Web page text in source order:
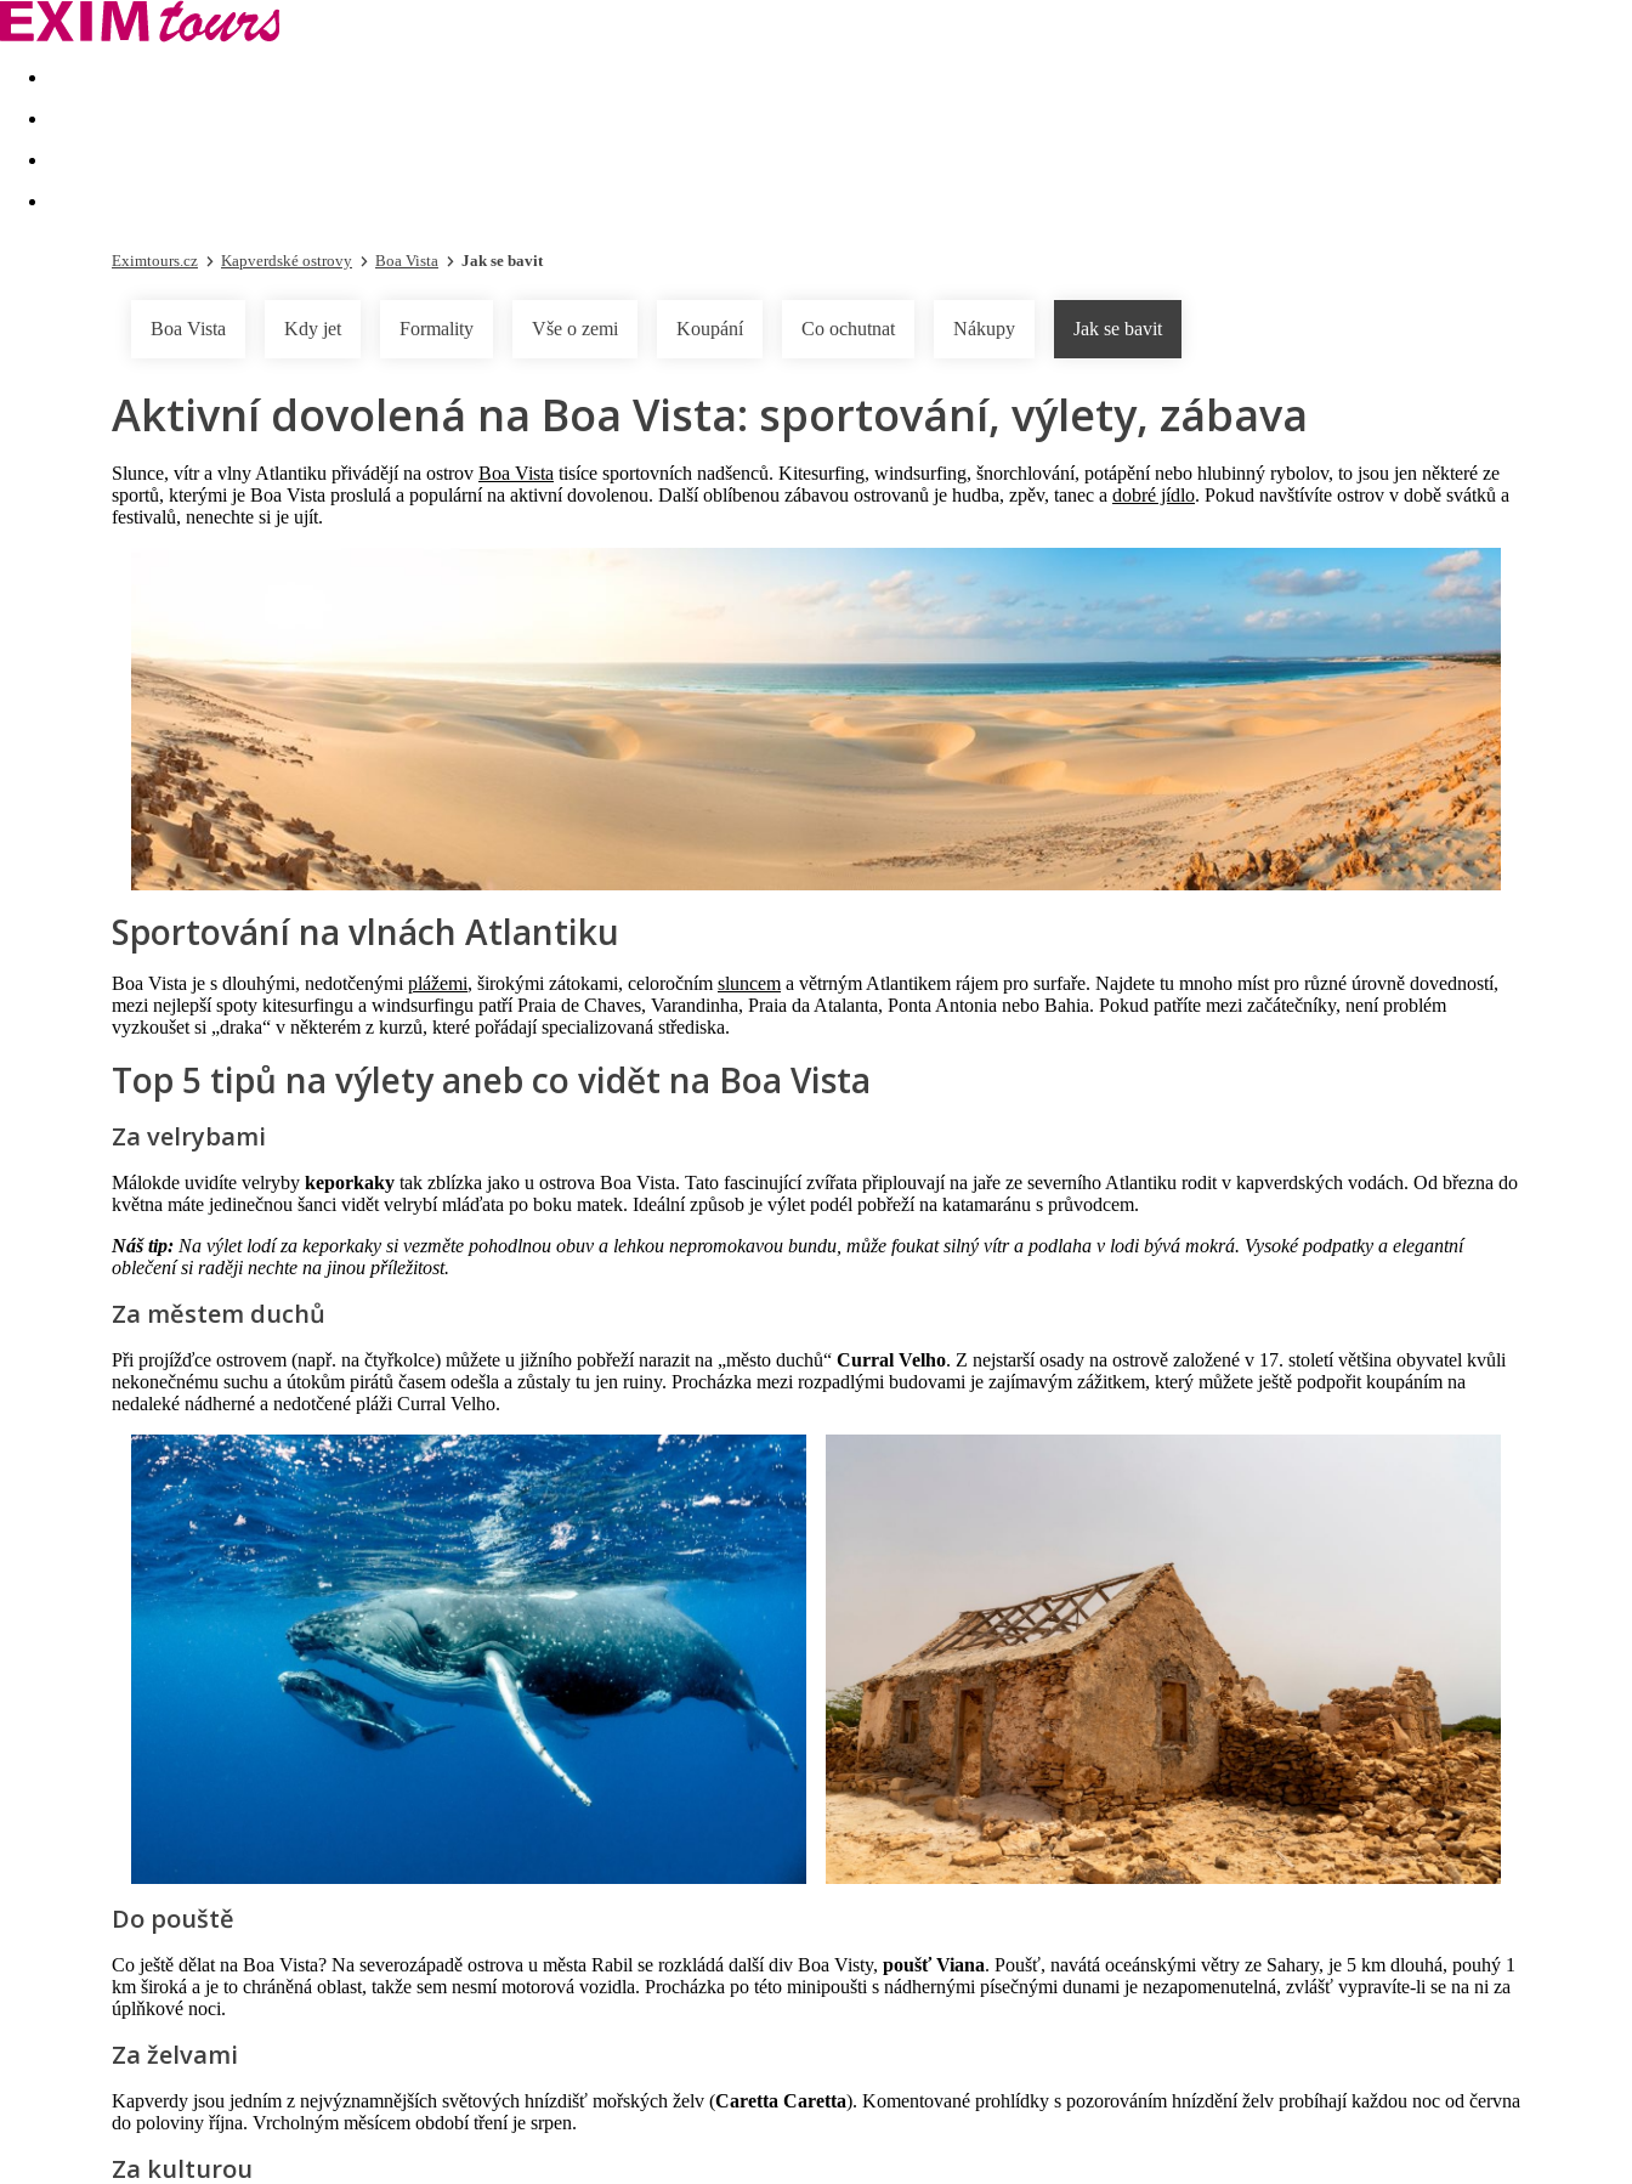
Akční nabídky Last minute
Eximtours.cz Kapverdské ostrovy Boa Vista Jak se bavit
Boa Vista Kdy jet Formality Vše o zemi Koupání Co ochutnat Nákupy Jak se bavit
Aktivní dovolená na Boa Vista: sportování, výlety, zábava
Slunce, vítr a vlny Atlantiku přivádějí na ostrov Boa Vista tisíce sportovních nadšenců. Kitesurfing, windsurfing, šnorchlování, potápění nebo hlubinný rybolov, to jsou jen některé ze
sportů, kterými je Boa Vista proslulá a populární na aktivní dovolenou. Další oblíbenou zábavou ostrovanů je hudba, zpěv, tanec a dobré jídlo. Pokud navštívíte ostrov v době svátků a
festivalů, nenechte si je ujít.
Sportování na vlnách Atlantiku
Boa Vista je s dlouhými, nedotčenými plážemi, širokými zátokami, celoročním sluncem a větrným Atlantikem rájem pro surfaře. Najdete tu mnoho míst pro různé úrovně dovedností,
mezi nejlepší spoty kitesurfingu a windsurfingu patří Praia de Chaves, Varandinha, Praia da Atalanta, Ponta Antonia nebo Bahia. Pokud patříte mezi začátečníky, není problém
vyzkoušet si „draka“ v některém z kurzů, které pořádají specializovaná střediska.
Top 5 tipů na výlety aneb co vidět na Boa Vista
Za velrybami
Málokde uvidíte velryby keporkaky tak zblízka jako u ostrova Boa Vista. Tato fascinující zvířata připlouvají na jaře ze severního Atlantiku rodit v kapverdských vodách. Od března do
května máte jedinečnou šanci vidět velrybí mláďata po boku matek. Ideální způsob je výlet podél pobřeží na katamaránu s průvodcem.
Náš tip: Na výlet lodí za keporkaky si vezměte pohodlnou obuv a lehkou nepromokavou bundu, může foukat silný vítr a podlaha v lodi bývá mokrá. Vysoké podpatky a elegantní
oblečení si raději nechte na jinou příležitost.
Za městem duchů
Při projížďce ostrovem (např. na čtyřkolce) můžete u jižního pobřeží narazit na „město duchů“ Curral Velho. Z nejstarší osady na ostrově založené v 17. století většina obyvatel kvůli
nekonečnému suchu a útokům pirátů časem odešla a zůstaly tu jen ruiny. Procházka mezi rozpadlými budovami je zajímavým zážitkem, který můžete ještě podpořit koupáním na
nedaleké nádherné a nedotčené pláži Curral Velho.
Do pouště
Co ještě dělat na Boa Vista? Na severozápadě ostrova u města Rabil se rozkládá další div Boa Visty, poušť Viana. Poušť, navátá oceánskými větry ze Sahary, je 5 km dlouhá, pouhý 1
km široká a je to chráněná oblast, takže sem nesmí motorová vozidla. Procházka po této minipoušti s nádhernými písečnými dunami je nezapomenutelná, zvlášť vypravíte-li se na ni za
úplňkové noci.
Za želvami
Kapverdy jsou jedním z nejvýznamnějších světových hnízdišť mořských želv (Caretta Caretta). Komentované prohlídky s pozorováním hnízdění želv probíhají každou noc od června
do poloviny října. Vrcholným měsícem období tření je srpen.
Za kulturou